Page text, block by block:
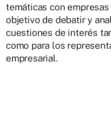
temáticas con
objetivo de debatir y
cuestiones de interés
como para los
empresarial.